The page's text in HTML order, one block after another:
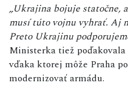
„Ukrajina bojuje statočne,
musí túto vojnu vyhrať. Aj
Preto Ukrajinu
Ministerka tiež
vďaka ktorej môže Praha
modernizovať armádu.